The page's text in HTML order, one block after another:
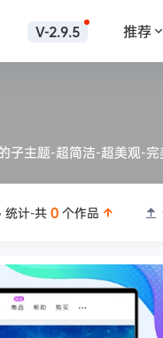
V-2.9.5 推荐
子主题-超简洁-超美观-完
统计-共 0 个作品